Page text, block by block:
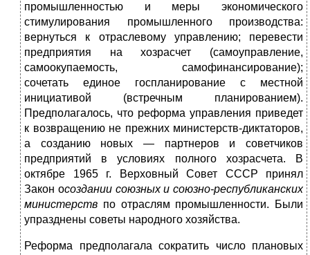
промышленностью и меры экономического
стимулирования промышленного производства:
вернуться к отраслевому управлению; перевести
предприятия на хозрасчет (самоуправление,
самоокупаемость, самофинансирование);
сочетать единое госпланирование с местной
инициативой (встречным планированием).
Предполагалось, что реформа управления приведет
к возвращению не прежних министерств-диктаторов,
а созданию новых — партнеров и советчиков
предприятий в условиях полного хозрасчета. В
октябре 1965 г. Верховный Совет СССР принял
Закон осоздании союзных и союзно-республиканских
министерств по отраслям промышленности. Были
упразднены советы народного хозяйства.
Реформа предполагала сократить число плановых